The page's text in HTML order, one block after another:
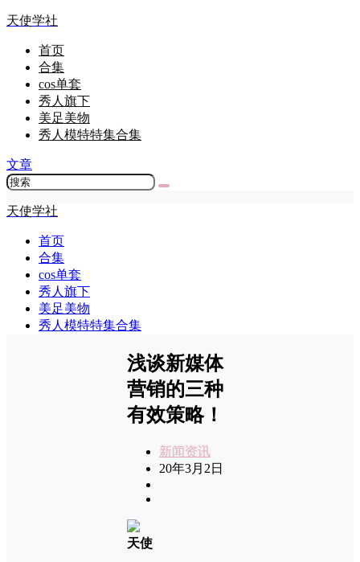
天使学社
首页
合集
cos单套
秀人旗下
美足美物
秀人模特特集合集
文章
天使学社
首页
合集
cos单套
秀人旗下
美足美物
秀人模特特集合集
浅谈新媒体
营销的三种
有效策略！
新闻资讯
20年3月2日
天使